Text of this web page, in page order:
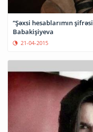
“Şəxsi hesablarımın
Babakişiyeva
21-04-2015